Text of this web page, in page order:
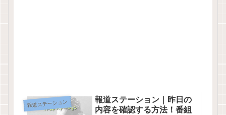
報道ステーション
報道ステーション｜昨日の
内容を確認する方法！番組